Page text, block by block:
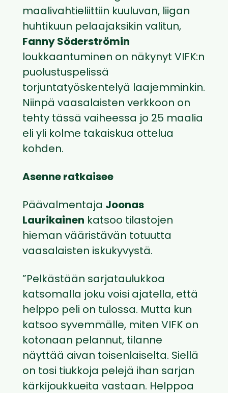
maalivahtieliittiin kuuluvan, liigan
huhtikuun pelaajaksikin valitun,
Fanny Söderströmin
loukkaantuminen on näkynyt VIFK:n
puolustuspelissä
torjuntatyöskentelyä laajemminkin.
Niinpä vaasalaisten verkkoon on
tehty tässä vaiheessa jo 25 maalia
eli yli kolme takaiskua ottelua
kohden.
Asenne ratkaisee
Päävalmentaja Joonas
Laurikainen katsoo tilastojen
hieman vääristävän totuutta
vaasalaisten iskukyvystä.
”Pelkästään sarjataulukkoa
katsomalla joku voisi ajatella, että
helppo peli on tulossa. Mutta kun
katsoo syvemmälle, miten VIFK on
kotonaan pelannut, tilanne
näyttää aivan toisenlaiselta. Siellä
on tosi tiukkoja pelejä ihan sarjan
kärkijoukkueita vastaan. Helppoa